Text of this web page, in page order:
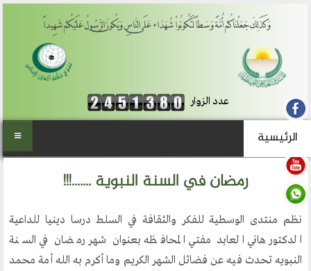
وَكَذَلِكَ جَعَلْنَاكُمْ أُمَّةً وَسَطاً لِّتَكُونُواْ شُهَدَاء عَلَى النَّاسِ وَيَكُونَ الرَّسُولُ عَلَيْكُمْ شَهِيداً
عدد الزوار
المنتدى العالمي للوسطية
أهداف المنتدى
الرئيسية
رمضان في السنة النبوية .......!!!
نظم منتدى الوسطية للفكر والثقافة في السلط درسا دينيا للداعية
الدكتور هاني العابد مفتي المحافظه بعنوان شهر رمضان في السنة
النبويه تحدث فيه عن فضائل الشهر الكريم وما أكرم به الله أمة محمد